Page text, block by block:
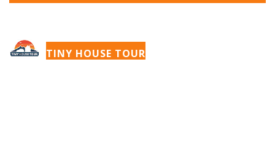
TINY HOUSE TOUR